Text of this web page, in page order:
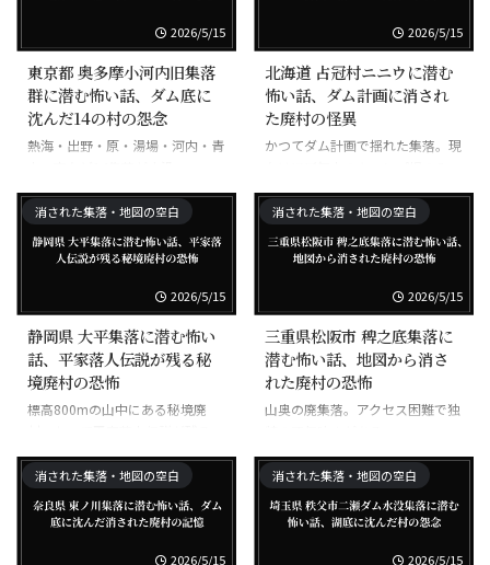
2026/5/15
東京都 奥多摩小河内旧集落
群に潜む怖い話、ダム底に
沈んだ14の村の怨念
熱海・出野・原・湯場・河内・青
2026/5/15
北海道 占冠村ニニウに潜む
怖い話、ダム計画に消され
た廃村の怪異
かつてダム計画で揺れた集落。現
消された集落・地図の空白
2026/5/15
静岡県 大平集落に潜む怖い
話、平家落人伝説が残る秘
境廃村の恐怖
標高800mの山中にある秘境廃
消された集落・地図の空白
2026/5/15
三重県松阪市 稗之底集落に
潜む怖い話、地図から消さ
れた廃村の恐怖
山奥の廃集落。アクセス困難で独
消された集落・地図の空白
2026/5/15
消された集落・地図の空白
2026/5/15